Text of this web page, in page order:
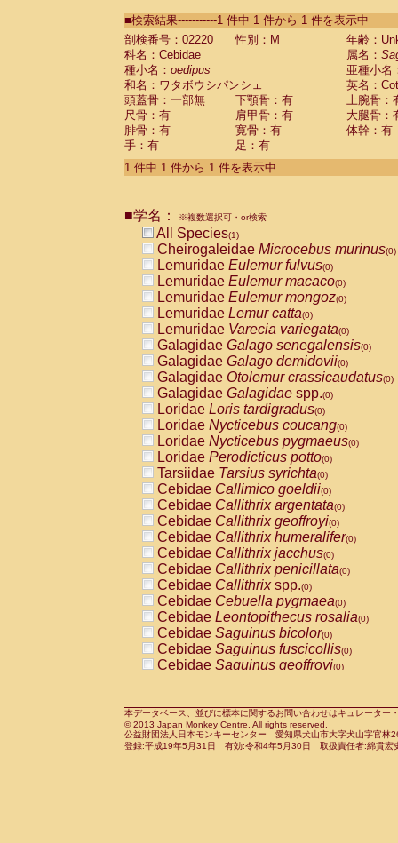
CebidaeSaguinus labiatus(0)
Cebidae Saguinus leucopus (0)
Cebidae
Cebidae
CebidaeSaguinus nigricollis (0)
Cebidae Saguinus oedipus
Cebidae Saguinus weddelli
Cebidae Saguinusspp.
Cebidae Aotus trivirgatus
Cebidae Cebus albifrons
CebidaeCebus nigrivittatus
CebidaeCebus
CebidaeSaimiri boliviensis(0)
CebidaeSaimiri sciureus(0)
AtelidaeAlouatta caraya(0)
AtelidaeAlouatta fusca(0)
AtelidaeAlouatta seniculus
AtelidaeAlouattaspp.(0)
AtelidaeAteles belzebuth(0)
AtelidaeAteles geoffroyi(0)
AtelidaeAteles paniscus(0)
AtelidaeAtelesspp.(0)
Atelidae Lagothrix lagothricha
AtelidaeLagothrix lagothricha cana
PitheciidaeCacajao calvus
PitheciidaeCallicebus cupreus
PitheciidaeCallicebus donacophilus
PitheciidaeCallicebus moloch
PitheciidaeCallicebus torquatus
PitheciidaeCallicebusspp.(0)
PitheciidaeChiropotes satanas(0)
PitheciidaePithecia monachus
PitheciidaePithecia pithecia(0)
CercopithecidaeCercocebus agilis
CercopithecidaeCercocebus
CercopithecidaeCercocebus
CercopithecidaeCercocebus
CercopithecidaeCercocebus
CercopithecidaeCercocebushybrid
CercopithecidaePapio anubis(0)
CercopithecidaePapio cynocephalus
CercopithecidaePapio hamadryas(0)
■検索結果-----------1 件中 1 件から 1 件を表示中
剖検番号：02220
性別：M
年齢：
科名：Cebidae
属名：
種小名： oedipus
亜種小名
和名：ワタボウシパンシェ
英名：
頭蓋骨：一部無
下顎骨：有
上腕骨：
尺骨：有
肩甲骨：有
大腿骨：
腓骨：有
寛骨：有
体幹：有
手：有
足：有
1 件中 1 件から 1 件を表示中
■学名： ※複数選択可・or検索
All Species(1)
Cheirogaleidae Microcebus murinus(0)
Lemuridae Eulemur fulvus(0)
Lemuridae Eulemur macaco(0)
Lemuridae Eulemur mongoz(0)
Lemuridae Lemur catta(0)
Lemuridae Varecia variegata(0)
Galagidae Galago senegalensis(0)
Galagidae Galago demidovii(0)
Galagidae Otolemur crassicaudatus(0)
Galagidae Galagidae spp.(0)
Loridae Loris tardigradus(0)
Loridae Nycticebus coucang(0)
Loridae Nycticebus pygmaeus(0)
Loridae Perodicticus potto(0)
Tarsiidae Tarsius syrichta(0)
Cebidae Callimico goeldii(0)
Cebidae Callithrix argentata(0)
Cebidae Callithrix geoffroyi(0)
Cebidae Callithrix humeralifer(0)
Cebidae Callithrix jacchus(0)
Cebidae Callithrix penicillata(0)
Cebidae Callithrixspp.(0)
Cebidae Cebuella pygmaea(0)
Cebidae Leontopithecus rosalia(0)
Cebidae Saguinus bicolor(0)
Cebidae Saguinus fuscicollis(0)
Cebidae Saguinus geoffroyi(0)
CebidaeSaguinus leucopus(0)
CebidaeSaguinus midas(0)
Cebidae Saguinus mystax(0)
本データベース、並びに標本に関するお問い合わせはキュレータ
© 2013 Japan Monkey Centre. All rights reserved.
公益財団法人日本モンキーセンター 愛知県犬山市大字犬山字官
登録:平成19年5月31日 有効:令和4年5月30日 取扱責任者:綿貫宏